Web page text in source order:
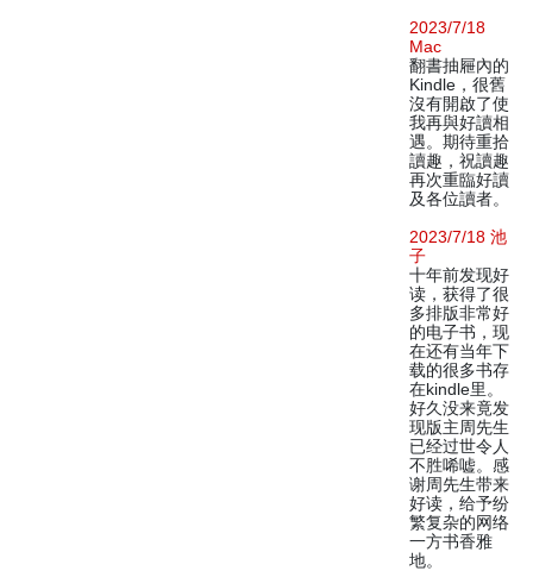
2023/7/18
Mac
翻書抽屜內的
Kindle，很舊
沒有開啟了使
我再與好讀相
遇。期待重拾
讀趣，祝讀趣
再次重臨好讀
及各位讀者。
2023/7/18 池
子
十年前发现好
读，获得了很
多排版非常好
的电子书，现
在还有当年下
载的很多书存
在kindle里。
好久没来竟发
现版主周先生
已经过世令人
不胜唏嘘。感
谢周先生带来
好读，给予纷
繁复杂的网络
一方书香雅
地。